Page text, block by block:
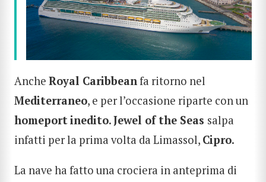
Anche Royal Caribbean fa ritorno nel
Mediterraneo, e per l’occasione riparte con un
homeportinedito.Jewel of the Seas salpa
infatti per la prima volta da Limassol, Cipro.
La nave ha fatto una crociera in anteprima di